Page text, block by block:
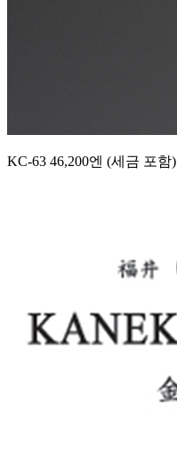
KC-63 46,200엔 (세금 포함)